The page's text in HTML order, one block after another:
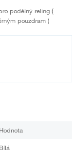
podélný reling (
pouzdram )
Hodnota
Bílá